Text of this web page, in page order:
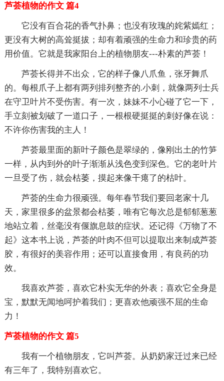
芦荟植物的作文 篇4
它没有百合花的香气扑鼻；也没有玫瑰的姹紫嫣红；
更没有大树的高耸挺拔；却有着顽强的生命力和珍贵的药
用价值。它就是我家阳台上的植物朋友---朴素的芦荟！
芦荟长得并不出众，它的样子像八爪鱼，张牙舞爪
的。每根爪子上都有两列排列整齐的.小刺，就像两列士兵
在守卫叶片不受伤害。有一次，妹妹不小心碰了它一下，
手立刻被划破了一道口子，一根根硬挺挺的刺好像在说：
不许你伤害我的主人！
芦荟最里面的新叶子颜色是翠绿的，像刚出土的竹笋
一样，从内到外的叶子渐渐从浅色变到深色。它的老叶片
一旦受了伤，就会枯萎，摸起来像干瘪了的枯叶。
芦荟的生命力很顽强。每年春节我们要回老家十几
天，家里很多的盆景都会枯萎，唯有它每次总是郁郁葱葱
地站立着，丝毫没有偃旗息鼓的症状。还记得《万物了不
起》这本书上说，芦荟的叶肉不但可以提取出来制成芦荟
胶，有很好的美容作用；还可以直接食用，有良药的功
效。
我喜欢芦荟，喜欢它朴实无华的外表；喜欢它全身是
宝，默默无闻地呵护着我们；更喜欢他顽强不屈的生命
力！
芦荟植物的作文 篇5
我有一个植物朋友，它叫芦荟。从奶奶家迁过来已经
有三年了，我特别喜欢它。